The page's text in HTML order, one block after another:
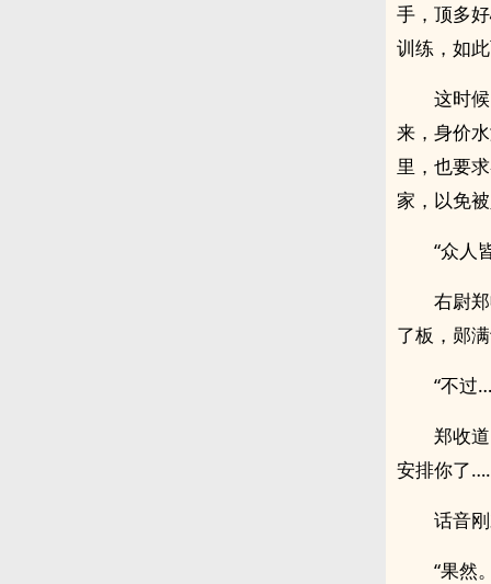
手，顶多
训练，如
这时
来，身价
里，也要
家，以免
“众人
右尉
了板，郧
“不过
郑收
安排你了
话音
“果然